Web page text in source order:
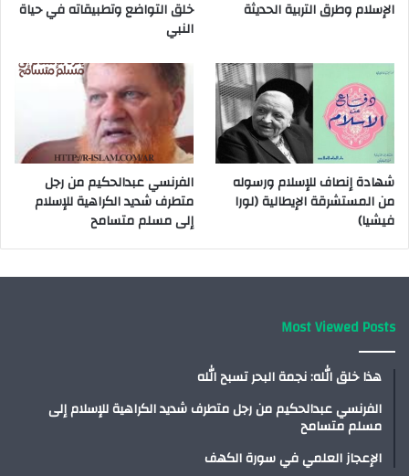
الإسلام وطرق التربية الحديثة
خلق التواضع وتطبيقاته في حياة
النبي
شهادة إنصاف للإسلام ورسوله
من المستشرقة الإيطالية (لورا
فيشيا)
الفرنسي عبدالحكيم من رجل
متطرف شديد الكراهية للإسلام
إلى مسلم متسامح
Most Viewed Posts
هذا خلق الله: نجمة البحر تسبح الله
الفرنسي عبدالحكيم من رجل متطرف شديد الكراهية للإسلام إلى
مسلم متسامح
الإعجاز العلمي في سورة الكهف